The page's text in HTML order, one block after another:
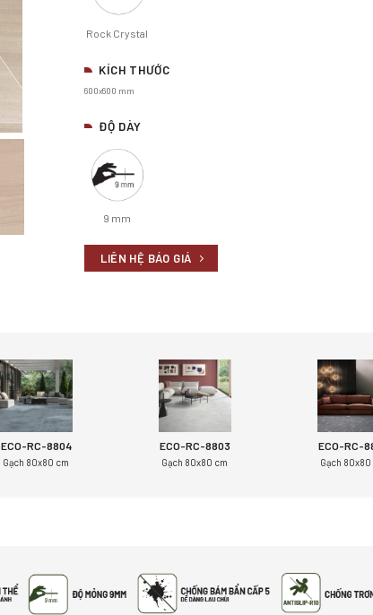
Rock Crystal
KÍCH THƯỚC
600x600 mm
ĐỘ DÀY
9 mm
LIÊN HỆ BÁO GIÁ
ECO-RC-8804
Gạch 80x80 cm
ECO-RC-8803
Gạch 80x80 cm
ECO-RC-
Gạch 80x80